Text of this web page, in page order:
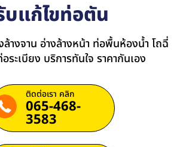
บแก้ไขท่อตัน
างจาน อ่างล้างหน้า ท่อพื้นห้องน้ำ โถฉี่
ระเบียง บริการทันใจ ราคากันเอง
ติดต่อเรา คลิก
065-468-
3583